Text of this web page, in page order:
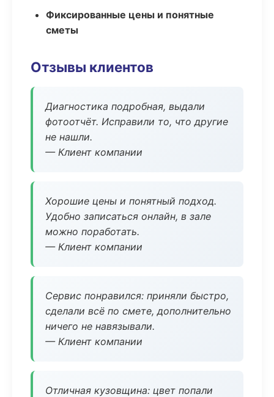
Фиксированные цены и понятные
сметы
Отзывы клиентов
Диагностика подробная, выдали
фотоотчёт. Исправили то, что другие
не нашли.
— Клиент компании
Хорошие цены и понятный подход.
Удобно записаться онлайн, в зале
можно поработать.
— Клиент компании
Сервис понравился: приняли быстро,
сделали всё по смете, дополнительно
ничего не навязывали.
— Клиент компании
Отличная кузовщина: цвет попали